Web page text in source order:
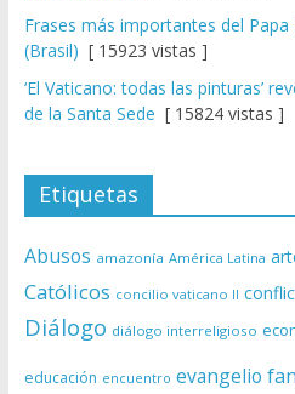
Frases más importantes del Papa
(Brasil) [ 15923 vistas ]
‘El Vaticano: todas las pinturas’
de la Santa Sede [ 15824 vistas ]
Etiquetas
Abusos amazonía América Latina
Católicos concilio vaticano II
Diálogo diálogo interreligioso
educación encuentro evangelio